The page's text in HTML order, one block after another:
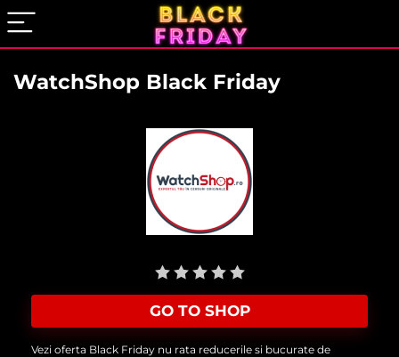
WatchShop Black Friday
GO TO SHOP
Vezi oferta Black Friday nu rata reducerile si bucurate de